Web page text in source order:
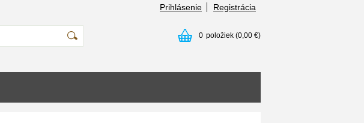
Prihlásenie Registrácia
0 položiek (0,00 €)